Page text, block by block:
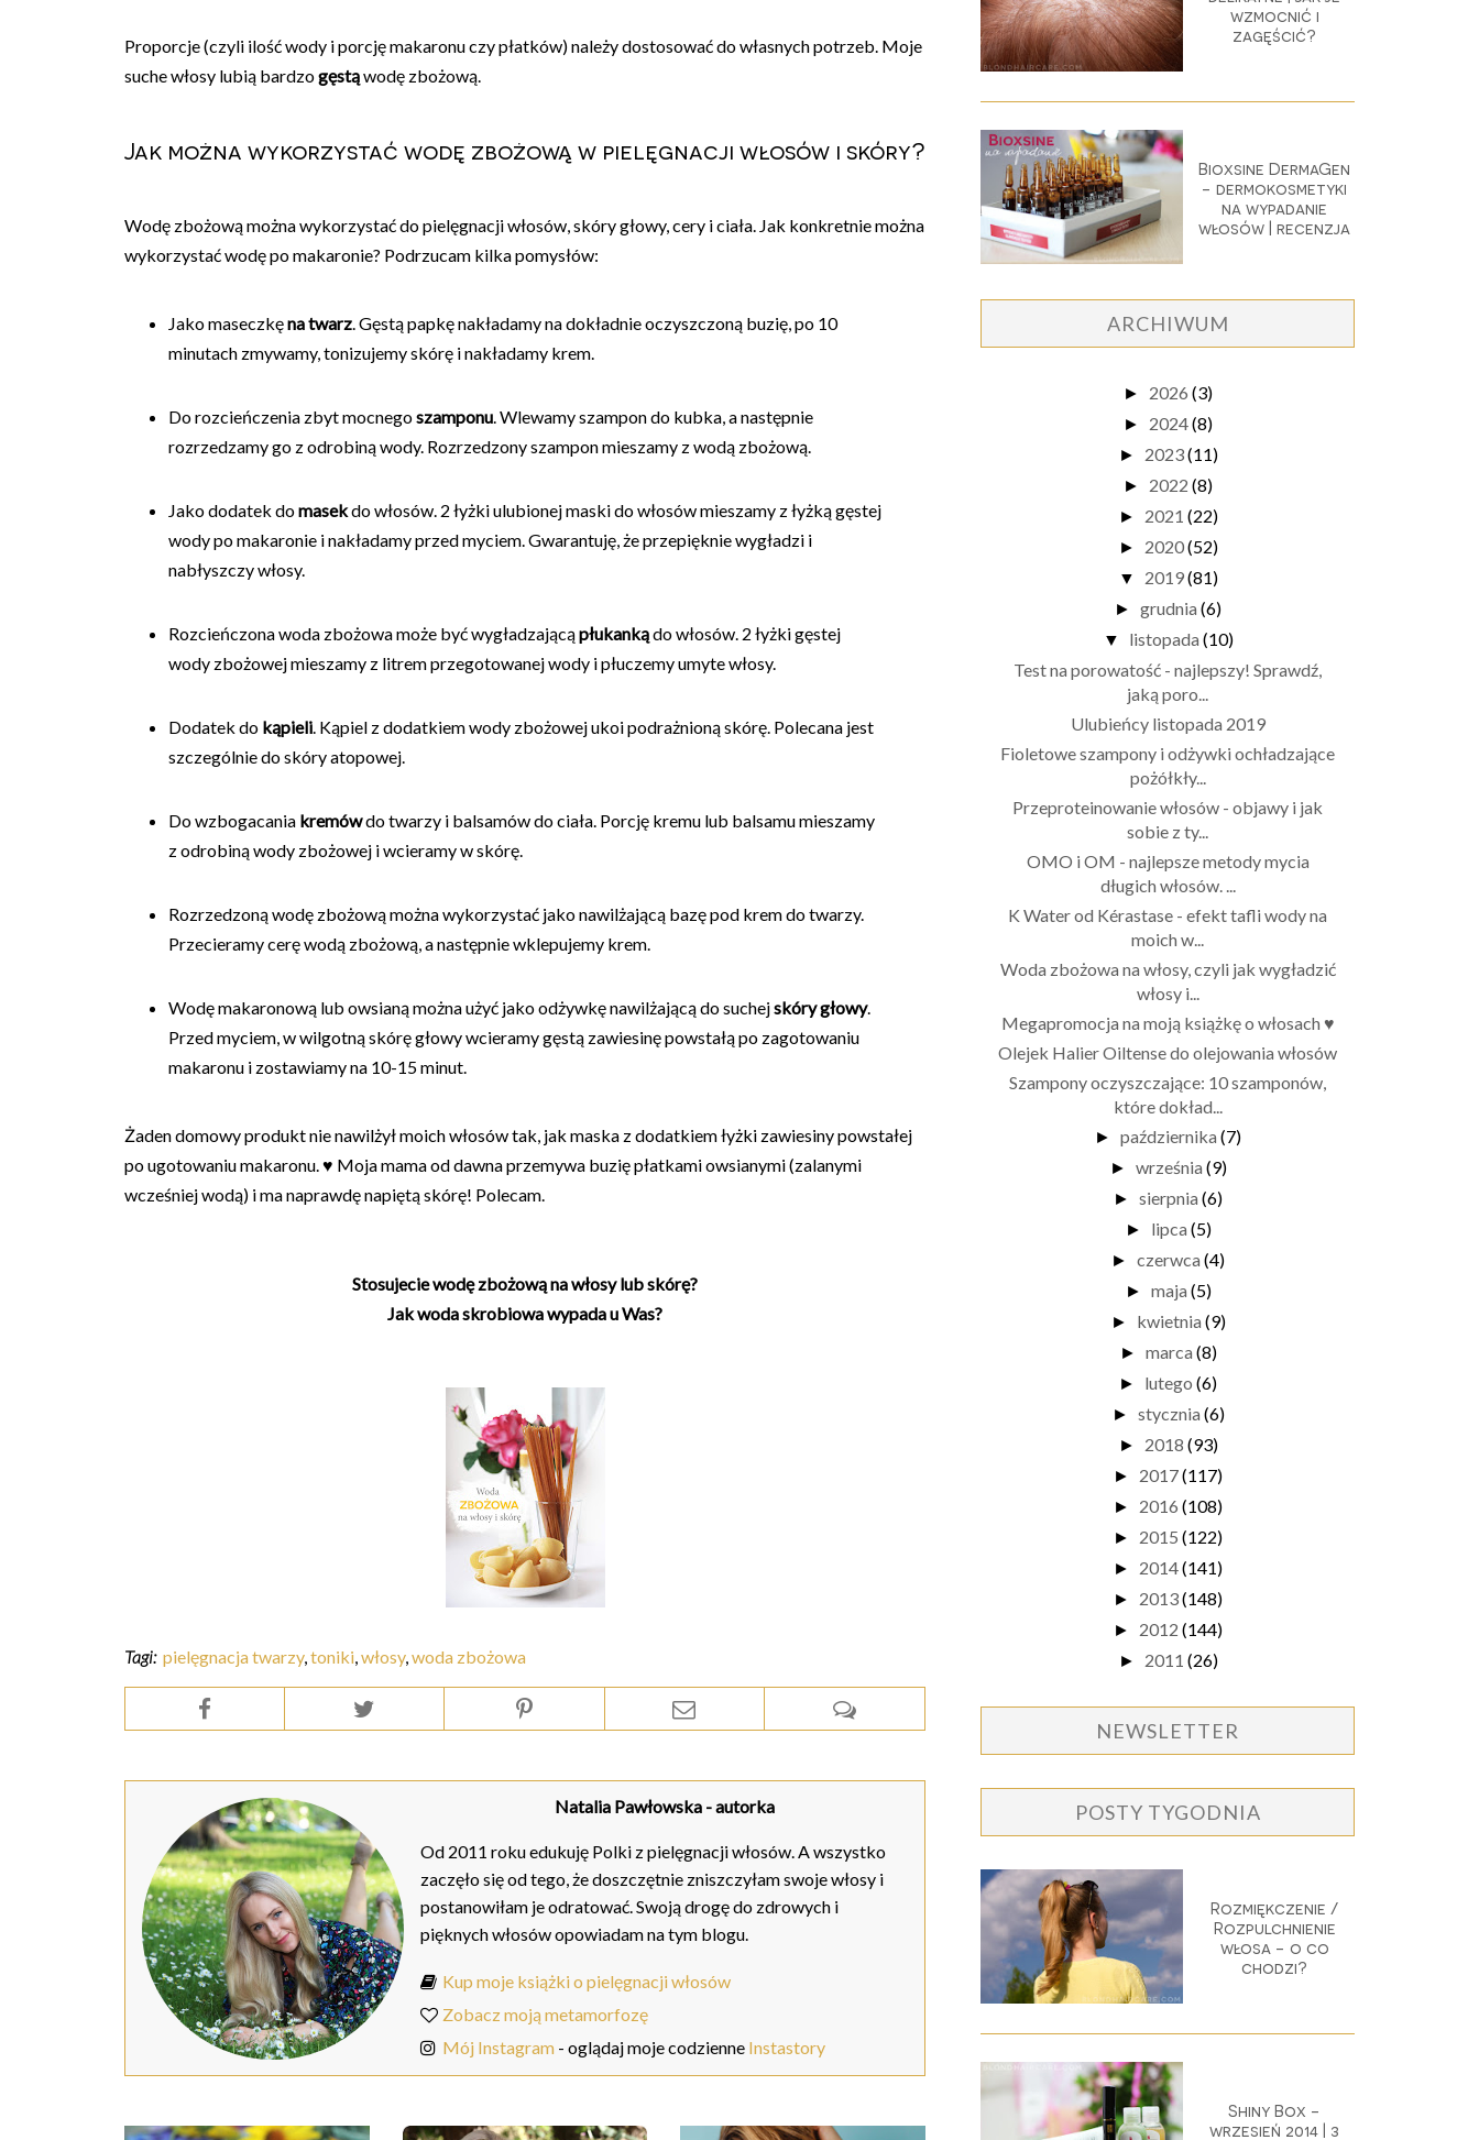
Proporcje (czyli ilość wody i porcję makaronu czy płatków) należy dostosować do własnych potrzeb. Moje
suche włosy lubią bardzogęstąwodę zbożową.
Jak można wykorzystać wodę zbożową w pielęgnacji włosów i skóry?
Wodę zbożową można wykorzystać do pielęgnacji włosów, skóry głowy, cery i ciała. Jak konkretnie można
wykorzystać wodę po makaronie? Podrzucam kilka pomysłów:
Jako maseczkęna twarz. Gęstą papkę nakładamy na dokładnie oczyszczoną buzię, po 10
minutach zmywamy, tonizujemy skórę i nakładamy krem.
Do rozcieńczenia zbyt mocnegoszamponu. Wlewamy szampon do kubka, a następnie
rozrzedzamy go z odrobiną wody. Rozrzedzony szampon mieszamy z wodą zbożową.
Jako dodatek domasekdo włosów. 2 łyżki ulubionej maski do włosów mieszamy z łyżką gęstej
wody po makaronie i nakładamy przed myciem. Gwarantuję, że przepięknie wygładzi i
nabłyszczy włosy.
Rozcieńczona woda zbożowa może być wygładzającąpłukankądo włosów. 2 łyżki gęstej
wody zbożowej mieszamy z litrem przegotowanej wody i płuczemy umyte włosy.
Dodatek do kąpieli. Kąpiel z dodatkiem wody zbożowej ukoi podrażnioną skórę. Polecana jest
szczególnie do skóry atopowej.
Do wzbogacania kremówdo twarzy i balsamów do ciała. Porcję kremu lub balsamu mieszamy
z odrobiną wody zbożowej i wcieramy w skórę.
Rozrzedzoną wodę zbożową można wykorzystać jako nawilżającą bazę pod krem do twarzy.
Przecieramy cerę wodą zbożową, a następnie wklepujemy krem.
Wodę makaronową lub owsianą można użyć jako odżywkę nawilżającą do suchejskóry głowy.
Przed myciem, w wilgotną skórę głowy wcieramy gęstą zawiesinę powstałą po zagotowaniu
makaronu i zostawiamy na 10-15 minut.
Żaden domowy produkt nie nawilżył moich włosów tak, jak maska z dodatkiem łyżki zawiesiny powstałej
po ugotowaniu makaronu. ♥ Moja mama od dawna przemywa buzię płatkami owsianymi (zalanymi
wcześniej wodą) i ma naprawdę napiętą skórę! Polecam.
Stosujecie wodę zbożową na włosy lub skórę?
Jak woda skrobiowa wypada u Was?
Tagi: pielęgnacja twarzy,toniki,włosy,woda zbożowa
Natalia Pawłowska- autorka
Od 2011 roku edukuję Polki z pielęgnacji włosów. A wszystko
zaczęło się od tego, że doszczętnie zniszczyłam swoje włosy i
postanowiłam je odratować. Swoją drogę do zdrowych i
pięknych włosów opowiadam na tym blogu.
Kup moje książki o pielęgnacji włosów
Zobacz moją metamorfozę
Mój Instagram - oglądaj moje codzienne Instastory
wzmocnić i
zagęścić?
Bioxsine DermaGen
- dermokosmetyki
na wypadanie
włosów | recenzja
ARCHIWUM
► 2026 (3)
► 2024(8)
► 2023(11)
► 2022 (8)
► 2021 (22)
► 2020(52)
▼ 2019(81)
► grudnia (6)
▼ listopada (10)
Test na porowatość - najlepszy! Sprawdź,
jaką poro...
Ulubieńcy listopada 2019
Fioletowe szampony i odżywki ochładzające
pożółkły...
Przeproteinowanie włosów - objawy i jak
sobie z ty...
OMO i OM - najlepsze metody mycia
długich włosów. ...
K Water od Kérastase - efekt tafli wody na
moich w...
Woda zbożowa na włosy, czyli jak wygładzić
włosy i...
Megapromocja na moją książkę o włosach ♥
Olejek Halier Oiltense do olejowania włosów
Szampony oczyszczające: 10 szamponów,
które dokład...
► października (7)
► września (9)
► sierpnia (6)
► lipca (5)
► czerwca (4)
► maja (5)
► kwietnia (9)
► marca (8)
► lutego (6)
► stycznia (6)
► 2018 (93)
► 2017(117)
► 2016 (108)
► 2015 (122)
► 2014(141)
► 2013(148)
► 2012 (144)
► 2011 (26)
NEWSLETTER
POSTY TYGODNIA
Rozmiękczenie /
Rozpulchnienie
włosa - o co
chodzi?
Shiny Box -
wrzesień 2014 | 3